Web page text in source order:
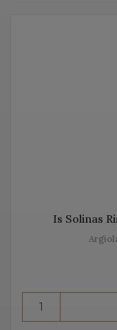
hectare de viță de
producători de vin
ajunge în întreaga
istoria, tradiția,
Diversitatea
dar și în întreaga
tine acasă, chiar
Is Solinas